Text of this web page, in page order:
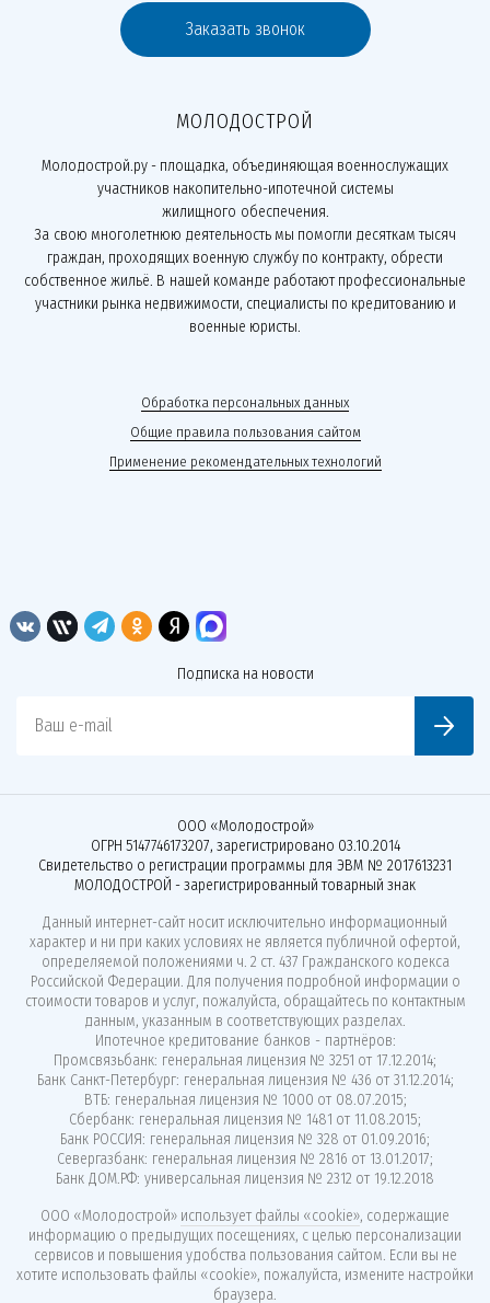
Заказать звонок
МОЛОДОСТРОЙ
Молодострой.ру - площадка, объединяющая военнослужащих
участников накопительно-ипотечной системы
жилищного обеспечения.
За свою многолетнюю деятельность мы помогли десяткам тысяч
граждан, проходящих военную службу по контракту, обрести
собственное жильё. В нашей команде работают профессиональные
участники рынка недвижимости, специалисты по кредитованию и
военные юристы.
Обработка персональных данных
Общие правила пользования сайтом
Применение рекомендательных технологий
Подписка на новости
Ваш e-mail
ООО «Молодострой»
ОГРН 5147746173207, зарегистрировано 03.10.2014
Свидетельство о регистрации программы для ЭВМ № 2017613231
МОЛОДОСТРОЙ - зарегистрированный товарный знак
Данный интернет-сайт носит исключительно информационный
характер и ни при каких условиях не является публичной офертой,
определяемой положениями ч. 2 ст. 437 Гражданского кодекса
Российской Федерации. Для получения подробной информации о
стоимости товаров и услуг, пожалуйста, обращайтесь по контактным
данным, указанным в соответствующих разделах.
Ипотечное кредитование банков - партнёров:
Промсвязьбанк: генеральная лицензия № 3251 от 17.12.2014;
Банк Санкт-Петербург: генеральная лицензия № 436 от 31.12.2014;
ВТБ: генеральная лицензия № 1000 от 08.07.2015;
Сбербанк: генеральная лицензия № 1481 от 11.08.2015;
Банк РОССИЯ: генеральная лицензия № 328 от 01.09.2016;
Севергазбанк: генеральная лицензия № 2816 от 13.01.2017;
Банк ДОМ.РФ: универсальная лицензия № 2312 от 19.12.2018
ООО «Молодострой» использует файлы «cookie», содержащие
информацию о предыдущих посещениях, с целью персонализации
сервисов и повышения удобства пользования сайтом. Если вы не
хотите использовать файлы «cookie», пожалуйста, измените настройки
браузера.